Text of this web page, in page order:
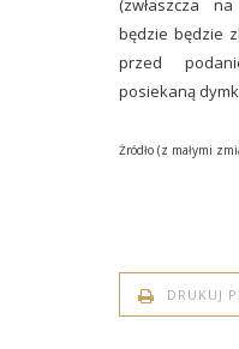
(zwłaszcza
będzie będzie
przed
posiekaną
Żródło (z małymi
DRUKUJ